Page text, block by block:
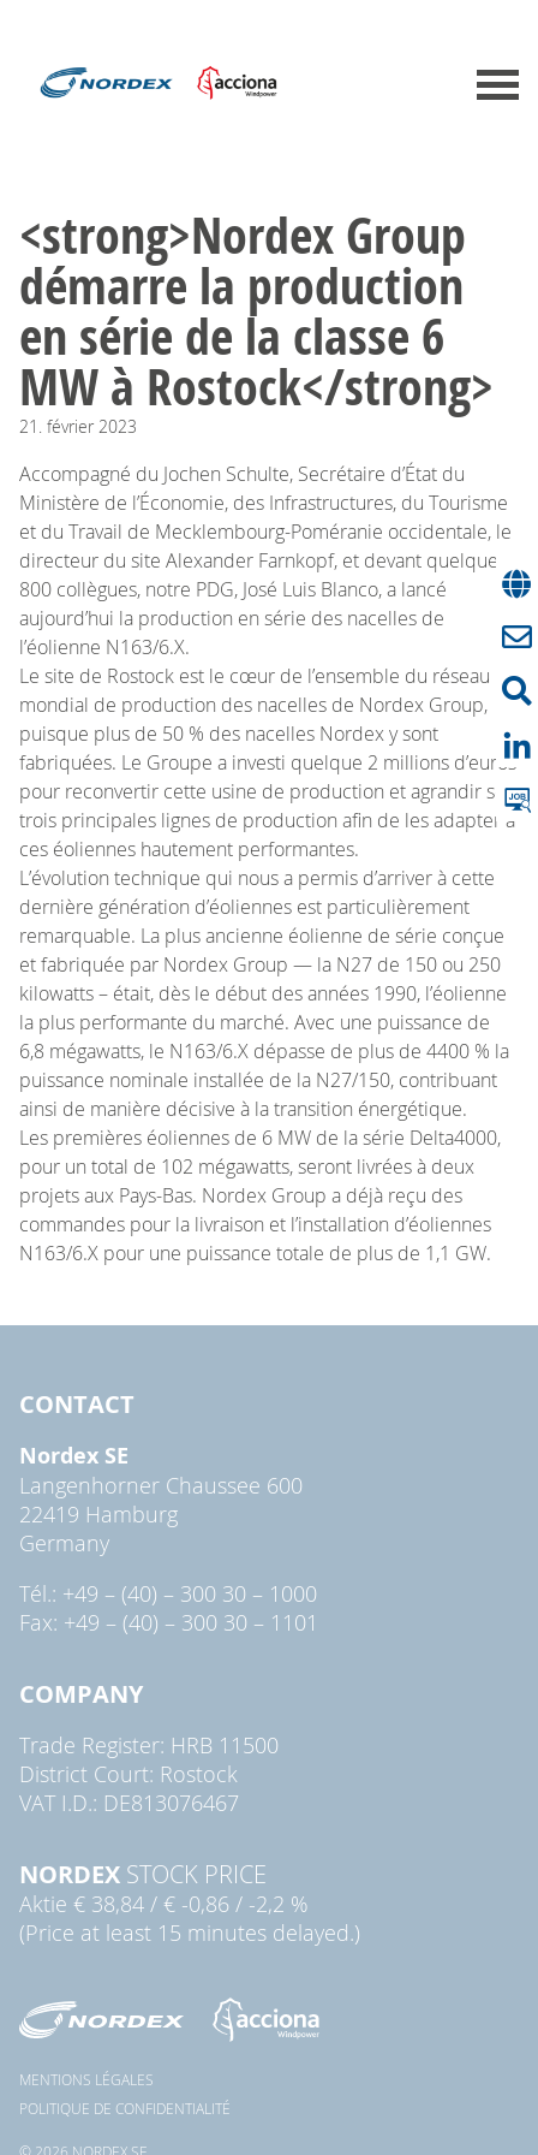
<strong>Nordex Group
démarre la production
en série de la classe 6
MW à Rostock</strong>
21. février 2023
Accompagné du Jochen Schulte, Secrétaire d’État du
Ministère de l’Économie, des Infrastructures, du Tourisme
et du Travail de Mecklembourg-Poméranie occidentale, le
directeur du site Alexander Farnkopf, et devant quelque
800 collègues, notre PDG, José Luis Blanco, a lancé
aujourd’hui la production en série des nacelles de
l’éolienne N163/6.X.
Le site de Rostock est le cœur de l’ensemble du réseau
mondial de production des nacelles de Nordex Group,
puisque plus de 50 % des nacelles Nordex y sont
fabriquées. Le Groupe a investi quelque 2 millions d’euros
pour reconvertir cette usine de production et agrandir ses
trois principales lignes de production afin de les adapter à
ces éoliennes hautement performantes.
L’évolution technique qui nous a permis d’arriver à cette
dernière génération d’éoliennes est particulièrement
remarquable. La plus ancienne éolienne de série conçue
et fabriquée par Nordex Group — la N27 de 150 ou 250
kilowatts – était, dès le début des années 1990, l’éolienne
la plus performante du marché. Avec une puissance de
6,8 mégawatts, le N163/6.X dépasse de plus de 4400 % la
puissance nominale installée de la N27/150, contribuant
ainsi de manière décisive à la transition énergétique.
Les premières éoliennes de 6 MW de la série Delta4000,
pour un total de 102 mégawatts, seront livrées à deux
projets aux Pays-Bas. Nordex Group a déjà reçu des
commandes pour la livraison et l’installation d’éoliennes
N163/6.X pour une puissance totale de plus de 1,1 GW.
CONTACT
Nordex SE
Langenhorner Chaussee 600
22419 Hamburg
Germany
Tél.: +49 – (40) – 300 30 – 1000
Fax: +49 – (40) – 300 30 – 1101
COMPANY
Trade Register: HRB 11500
District Court: Rostock
VAT I.D.: DE813076467
NORDEX STOCK PRICE
Aktie € 38,84 / € -0,86 / -2,2 %
(Price at least 15 minutes delayed.)
MENTIONS LÉGALES
POLITIQUE DE CONFIDENTIALITÉ